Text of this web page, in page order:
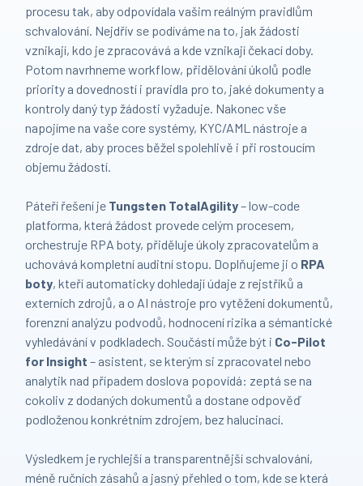
procesu tak, aby odpovídala vašim reálným pravidlům
schvalování. Nejdřív se podíváme na to, jak žádosti
vznikají, kdo je zpracovává a kde vznikají čekací doby.
Potom navrhneme workflow, přidělování úkolů podle
priority a dovedností i pravidla pro to, jaké dokumenty a
kontroly daný typ žádosti vyžaduje. Nakonec vše
napojíme na vaše core systémy, KYC/AML nástroje a
zdroje dat, aby proces běžel spolehlivě i při rostoucím
objemu žádostí.
Páteří řešení je Tungsten TotalAgility– low-code
platforma, která žádost provede celým procesem,
orchestruje RPA boty, přiděluje úkoly zpracovatelům a
uchovává kompletní auditní stopu. Doplňujeme ji o RPA
boty, kteří automaticky dohledají údaje z rejstříků a
externích zdrojů, a o AI nástroje pro vytěžení dokumentů,
forenzní analýzu podvodů, hodnocení rizika a sémantické
vyhledávání v podkladech. Součástí může být i Co-Pilot
for Insight – asistent, se kterým si zpracovatel nebo
analytik nad případem doslova popovídá: zeptá se na
cokoliv z dodaných dokumentů a dostane odpověď
podloženou konkrétním zdrojem, bez halucinací.
Výsledkem je rychlejší a transparentnější schvalování,
méně ručních zásahů a jasný přehled o tom, kde se která